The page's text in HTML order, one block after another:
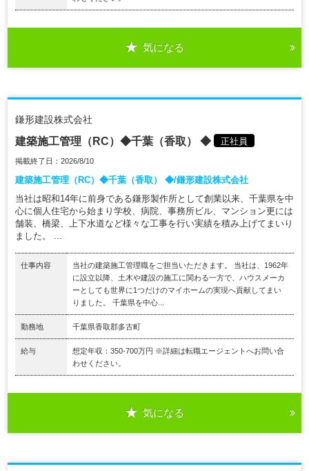
気になる
鎌形建設株式会社
建築施工管理（RC）◆千葉（香取） ◆ 正社員
掲載終了日：2026/8/10
建築施工管理（RC）◆千葉（香取） ◆/鎌形建設株式会社
当社は昭和14年に前身である鎌形製作所として創業以来、千葉県を中
心に個人住宅から始まり学校、病院、事務所ビル、マンション更には
舗装、橋梁、上下水道など様々な工事を行い実績を積み上げてまいり
ました。 ...
仕事内容
当社の建築施工管理職をご担当いただきます。 当社は、1962年
に設立以降、土木や建設の施工に関わる一方で、ハウスメーカ
ーとしても世界に1つだけのマイホームの実現へ貢献してまい
りました。 千葉県を中心...
勤務地 千葉県香取郡多古町
給与
想定年収：350-700万円 ※詳細は転職エージェントへお問い合
わせください。
気になる